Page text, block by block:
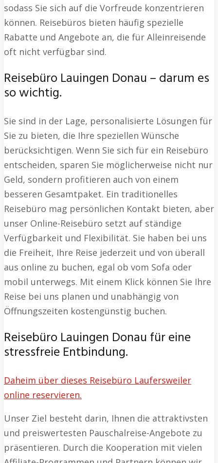
sodass Sie sich auf die Vorfreude konzentrieren
können. Reisebüros bieten häufig spezielle
Rabatte und Angebote an, die für Alleinreisende
oft nicht verfügbar sind.
Reisebüro Lauingen Donau – darum es
so wichtig.
Sie sind in der Lage, personalisierte Lösungen für
Sie zu bieten, die Ihre speziellen Wünsche
berücksichtigen. Wenn Sie sich für ein Reisebüro
entscheiden, sparen Sie möglicherweise nicht nur
Geld, sondern profitieren auch von einem
besseren Gesamtpaket. Ein traditionelles
Reisebüro mag persönlichen Kontakt bieten, aber
unser Online-Reisebüro setzt auf ständige
Verfügbarkeit und Flexibilität. Sie haben bei uns
die Freiheit, Ihre Reise jederzeit und von überall
aus online zu buchen, egal ob vom Sofa oder
mobil unterwegs. Mit einem Klick können Sie Ihre
Reise bei uns planen und unabhängig von
Öffnungszeiten kostengünstig buchen.
Reisebüro Lauingen Donau für eine
stressfreie Entbindung.
Daheim über dieses Reisebüro Laufersweiler
online reservieren.
Unser Ziel besteht darin, Ihnen die attraktivsten
und preiswertesten Pauschalreise-Angebote zu
präsentieren. Durch die Kooperation mit vielen